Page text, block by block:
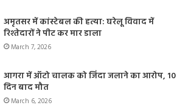
अमृतसर में कांस्टेबल की हत्या: घरेलू विवाद में
रिश्तेदारों ने पीट कर मार डाला
March 7, 2026
आगरा में ऑटो चालक को जिंदा जलाने का आरोप, 10
दिन बाद मौत
March 6, 2026